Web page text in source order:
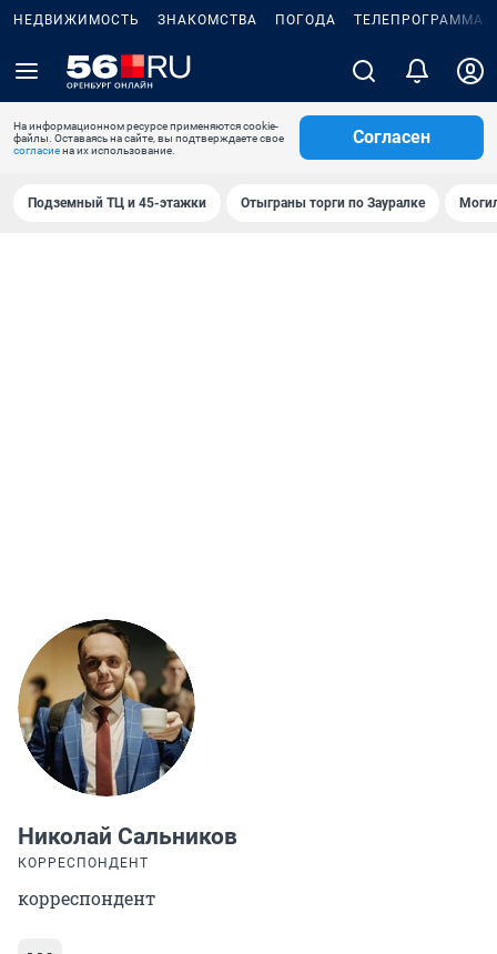
НЕДВИЖИМОСТЬ ЗНАКОМСТВА ПОГОДА ТЕЛЕПРОГРАММА
На информационном ресурсе применяются cookie-
файлы. Оставаясь на сайте, вы подтверждаете свое
согласиена их использование.
Согласен
Подземный ТЦ и 45-этажки Отыграны торги по Зауралке
Николай Сальников
КОРРЕСПОНДЕНТ
корреспондент